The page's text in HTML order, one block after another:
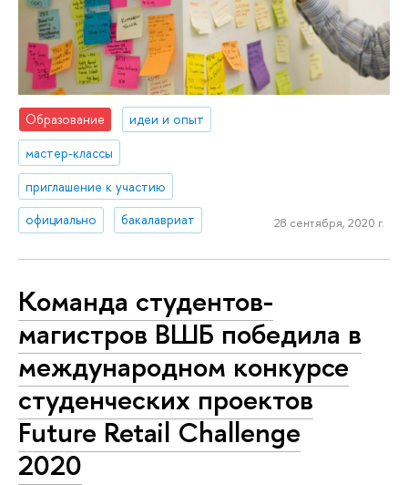
Образование
идеи и опыт
мастер-классы
приглашение к участию
официально
бакалавриат 28 сентября, 2020 г.
Команда студентов-
магистров ВШБ победила в
международном конкурсе
студенческих проектов
Future Retail Challenge
2020